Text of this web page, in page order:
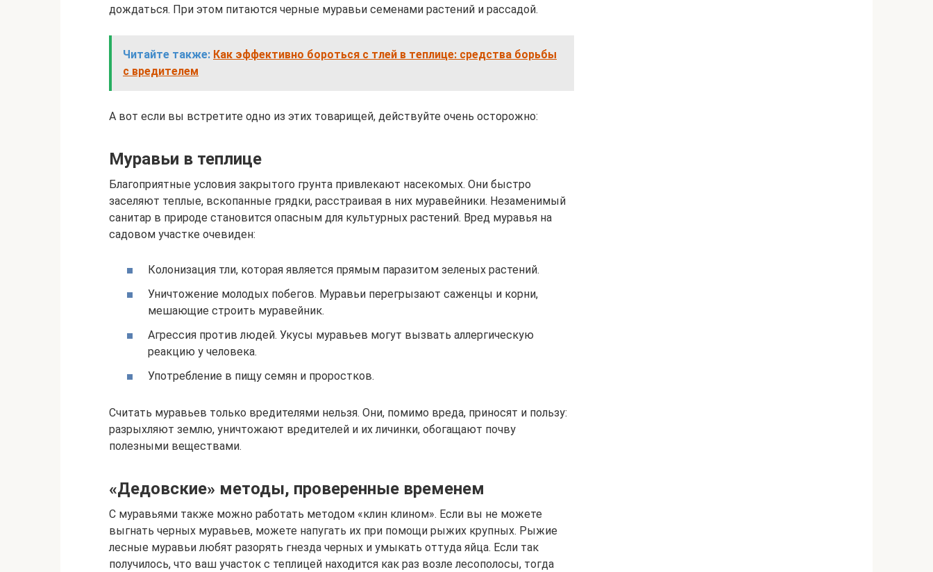
дождаться. При этом питаются черные муравьи семенами растений и рассадой.
Читайте также: Как эффективно бороться с тлей в теплице: средства борьбы
с вредителем
А вот если вы встретите одно из этих товарищей, действуйте очень осторожно:
Муравьи в теплице
Благоприятные условия закрытого грунта привлекают насекомых. Они быстро
заселяют теплые, вскопанные грядки, расстраивая в них муравейники. Незаменимый
санитар в природе становится опасным для культурных растений. Вред муравья на
садовом участке очевиден:
Колонизация тли, которая является прямым паразитом зеленых растений.
Уничтожение молодых побегов. Муравьи перегрызают саженцы и корни,
мешающие строить муравейник.
Агрессия против людей. Укусы муравьев могут вызвать аллергическую
реакцию у человека.
Употребление в пищу семян и проростков.
Считать муравьев только вредителями нельзя. Они, помимо вреда, приносят и пользу:
разрыхляют землю, уничтожают вредителей и их личинки, обогащают почву
полезными веществами.
«Дедовские» методы, проверенные временем
С муравьями также можно работать методом «клин клином». Если вы не можете
выгнать черных муравьев, можете напугать их при помощи рыжих крупных. Рыжие
лесные муравьи любят разорять гнезда черных и умыкать оттуда яйца. Если так
получилось, что ваш участок с теплицей находится как раз возле лесополосы, тогда